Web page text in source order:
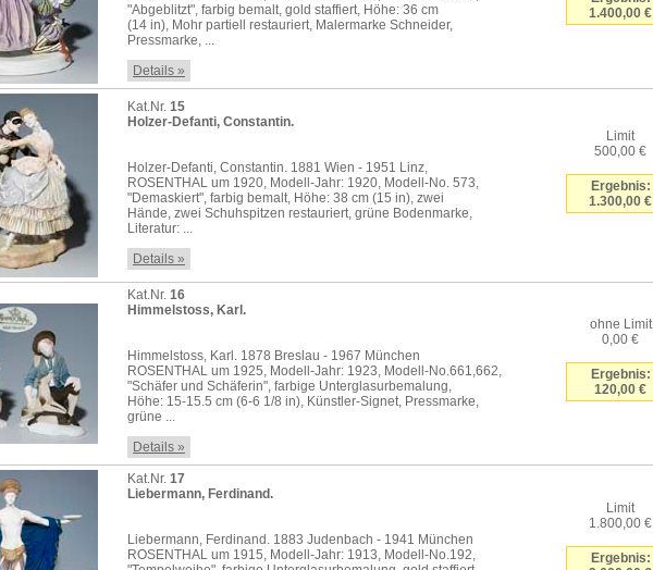
"Abgeblitzt", farbig bemalt, gold staffiert, Höhe: 36 cm
(14 in), Mohr partiell restauriert, Malermarke Schneider,
Pressmarke, ...
Details »
1.400,00 €
Kat.Nr. 15
Holzer-Defanti, Constantin.
Holzer-Defanti, Constantin. 1881 Wien - 1951 Linz,
ROSENTHAL um 1920, Modell-Jahr: 1920, Modell-No. 573,
"Demaskiert", farbig bemalt, Höhe: 38 cm (15 in), zwei
Hände, zwei Schuhspitzen restauriert, grüne Bodenmarke,
Literatur: ...
Details »
Limit
500,00 €
Ergebnis:
1.300,00 €
Kat.Nr. 16
Himmelstoss, Karl.
Himmelstoss, Karl. 1878 Breslau - 1967 München
ROSENTHAL um 1925, Modell-Jahr: 1923, Modell-No.661,662,
"Schäfer und Schäferin", farbige Unterglasurbemalung,
Höhe: 15-15.5 cm (6-6 1/8 in), Künstler-Signet, Pressmarke,
grüne ...
Details »
ohne Limit
0,00 €
Ergebnis:
120,00 €
Kat.Nr. 17
Liebermann, Ferdinand.
Liebermann, Ferdinand. 1883 Judenbach - 1941 München
ROSENTHAL um 1915, Modell-Jahr: 1913, Modell-No.192,
Limit
1.800,00 €
Ergebnis: